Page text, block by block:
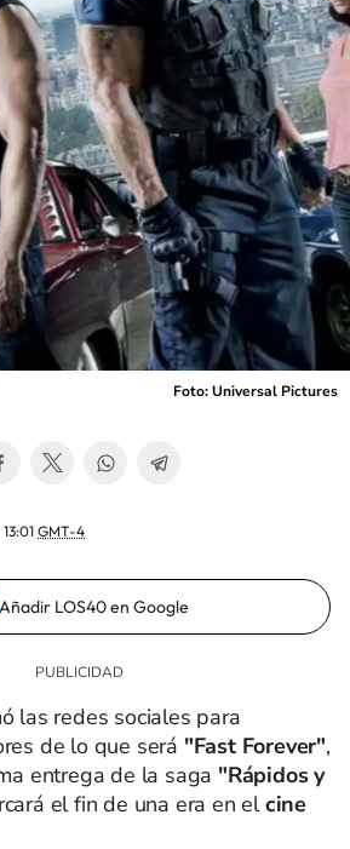
Foto: Universal Pictures
GMT-4
LOS40 en Google
las redes sociales para
de lo que será "Fast Forever",
entrega de la saga "Rápidos y
el fin de una era en elcine